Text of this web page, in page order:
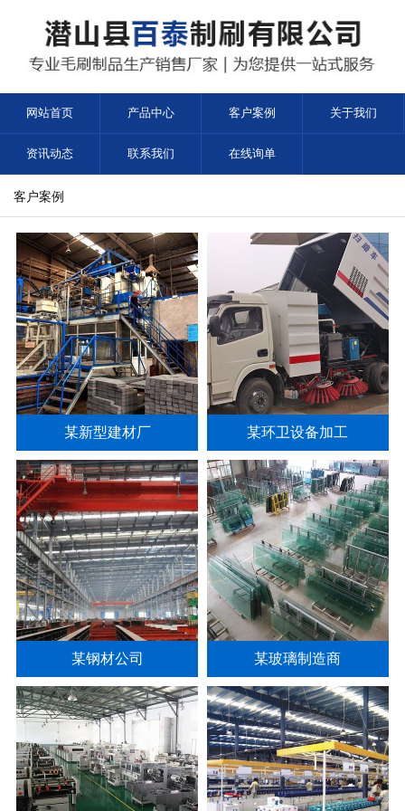
网站首页 产品中心 客户案例 关于我们
资讯动态 联系我们 在线询单
客户案例
某新型建材厂 某环卫设备加工
某钢材公司 某玻璃制造商